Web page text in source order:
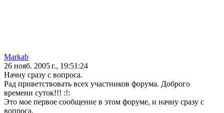
Markab
26 нояб. 2005 г., 19:51:24
Начну сразу с вопроса.
Рад приветствовать всех участников форума. Доброго
времени суток!!! :!:
Это мое первое сообщение в этом форуме, и начну сразу с
вопроса.